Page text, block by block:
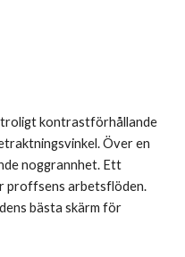
kontrastförhållande
Över en
noggrannhet. Ett
proffsens arbetsflöden.
bästa skärm för